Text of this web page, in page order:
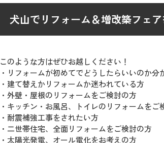
犬山でリフォーム＆増改築フェア
このような方はぜひお越しください！
・リフォームが初めてでどうしたらいいのか分
・建て替えかリフォームか迷われている方
・外壁・屋根のリフォームをご検討の方
・キッチン・お風呂、トイレのリフォームをご
・耐震補強工事をされたい方
・二世帯住宅、全面リフォームをご検討の方
・太陽光発電、オール電化をお考えの方